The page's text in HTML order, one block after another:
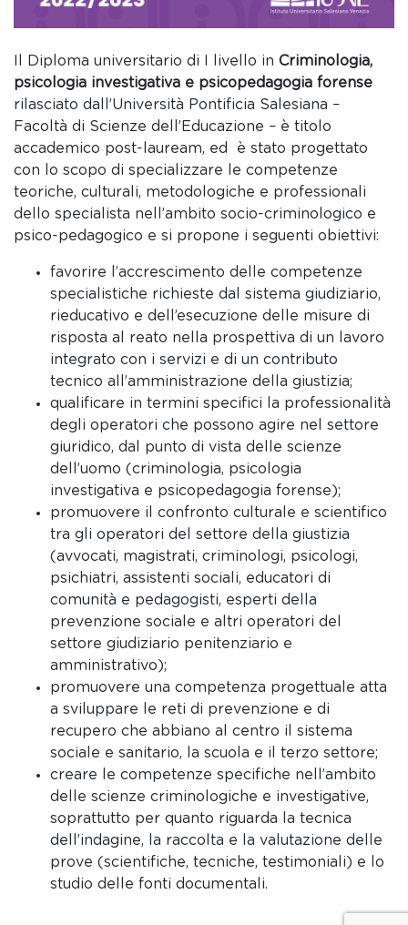
Il Diploma universitario di I livello in Criminologia,
psicologia investigativa e psicopedagogia forense
rilasciato dall’Università Pontificia Salesiana –
Facoltà di Scienze dell’Educazione – è titolo
accademico post-lauream, ed è stato progettato
con lo scopo di specializzare le competenze
teoriche, culturali, metodologiche e professionali
dello specialista nell’ambito socio-criminologico e
psico-pedagogico e si propone i seguenti obiettivi:
favorire l’accrescimento delle competenze
specialistiche richieste dal sistema giudiziario,
rieducativo e dell’esecuzione delle misure di
risposta al reato nella prospettiva di un lavoro
integrato con i servizi e di un contributo
tecnico all’amministrazione della giustizia;
qualificare in termini specifici la professionalità
degli operatori che possono agire nel settore
giuridico, dal punto di vista delle scienze
dell’uomo (criminologia, psicologia
investigativa e psicopedagogia forense);
promuovere il confronto culturale e scientifico
tra gli operatori del settore della giustizia
(avvocati, magistrati, criminologi, psicologi,
psichiatri, assistenti sociali, educatori di
comunità e pedagogisti, esperti della
prevenzione sociale e altri operatori del
settore giudiziario penitenziario e
amministrativo);
promuovere una competenza progettuale atta
a sviluppare le reti di prevenzione e di
recupero che abbiano al centro il sistema
sociale e sanitario, la scuola e il terzo settore;
creare le competenze specifiche nell’ambito
delle scienze criminologiche e investigative,
soprattutto per quanto riguarda la tecnica
dell’indagine, la raccolta e la valutazione delle
prove (scientifiche, tecniche, testimoniali) e lo
studio delle fonti documentali.